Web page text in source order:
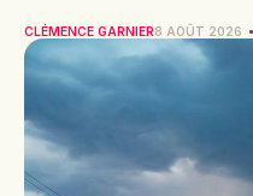
CLÉMENCE GARNIER8 AOÛT 2026